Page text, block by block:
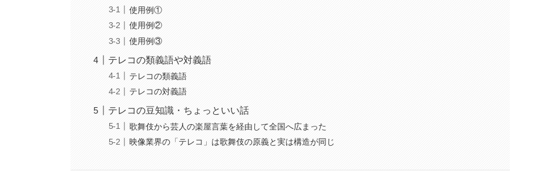
使用例①
使用例②
使用例③
テレコの類義語や対義語
テレコの類義語
テレコの対義語
テレコの豆知識・ちょっといい話
歌舞伎から芸人の楽屋言葉を経由して全国へ広まった
映像業界の「テレコ」は歌舞伎の原義と実は構造が同じ